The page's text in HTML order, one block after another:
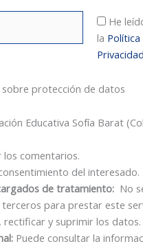
He
la Política
Privacidad
protección de datos
Educativa Sofía Barat
los comentarios.
del interesado.
de tratamiento: No
para prestar este
rectificar y suprimir los datos.
Puede consultar la